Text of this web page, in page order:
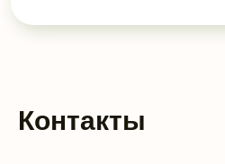
Контакты